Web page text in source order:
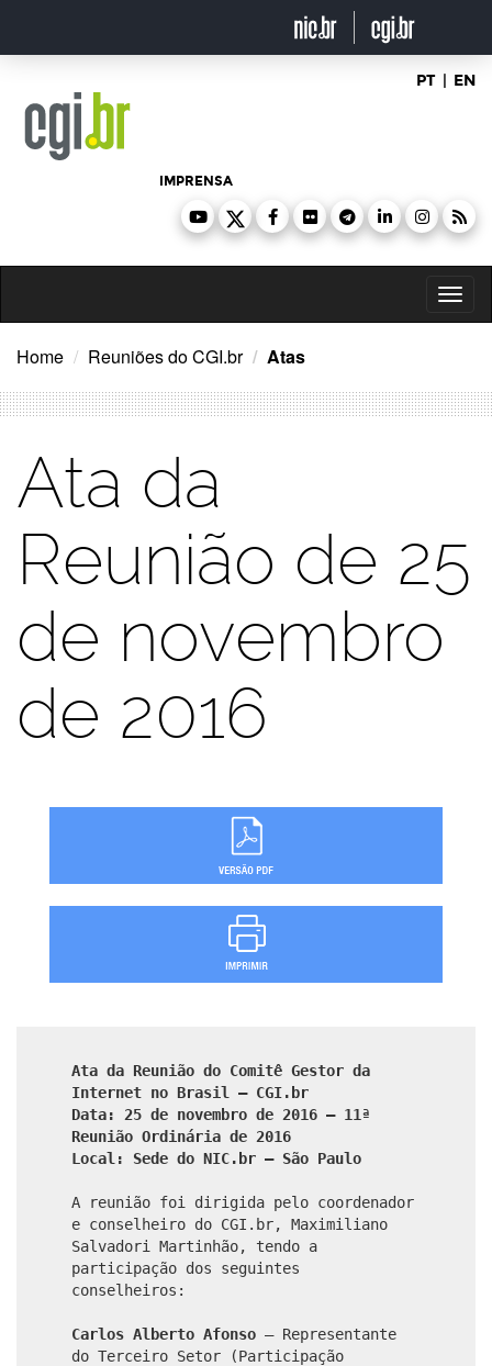
o
PT | EN
IMPRENSA
Home Reuniões do CGI.br Atas
Ata da
Reunião de 25
de novembro
de 2016
Ata da Reunião do Comitê Gestor da
Internet no Brasil – CGI.br
Data: 25 de novembro de 2016 – 11ª
Reunião Ordinária de 2016
Local: Sede do NIC.br – São Paulo
A reunião foi dirigida pelo coordenador
e conselheiro do CGI.br, Maximiliano
Salvadori Martinhão, tendo a
participação dos seguintes
conselheiros:
Carlos Alberto Afonso – Representante
do Terceiro Setor (Participação